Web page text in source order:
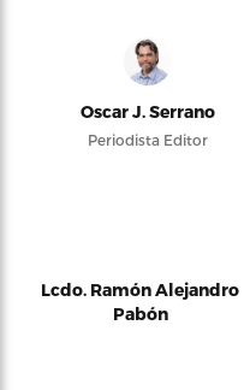
Oscar J. Serrano
Periodista Editor
Lcdo. Ramón Alejandro
Pabón